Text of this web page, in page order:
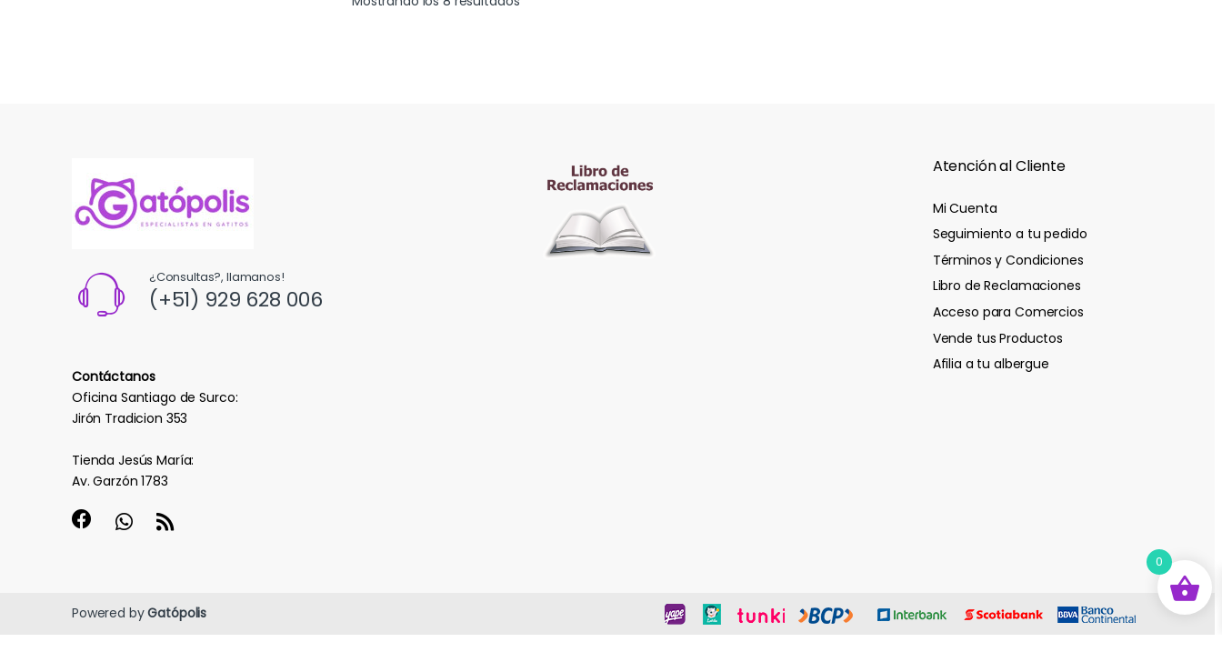
¿Consultas?, llamanos!
(+51) 929 628 006
Contáctanos
Oficina Santiago de Surco:
Jirón Tradicion 353
Tienda Jesús María:
Av. Garzón 1783
Atención al Cliente
Mi Cuenta
Seguimiento a tu pedido
Términos y Condiciones
Libro de Reclamaciones
Acceso para Comercios
Vende tus Productos
Afilia a tu albergue
Powered byGatópolis
0